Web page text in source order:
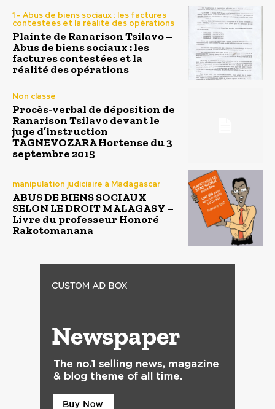
1 - Abus de biens sociaux : les factures
contestées et la réalité des opérations
Plainte de Ranarison Tsilavo –
Abus de biens sociaux : les
factures contestées et la
réalité des opérations
Non classé
Procès-verbal de déposition de
Ranarison Tsilavo devant le
juge d’instruction
TAGNEVOZARA Hortense du 3
septembre 2015
manipulation judiciaire à Madagascar
ABUS DE BIENS SOCIAUX
SELON LE DROIT MALAGASY –
Livre du professeur Honoré
Rakotomanana